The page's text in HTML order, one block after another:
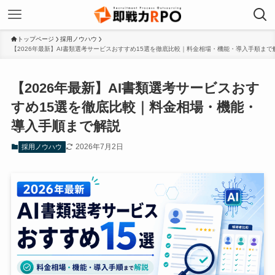
トップページ
採用ノウハウ
【2026年最新】AI書類選考サービスおすすめ15選を徹底比較｜料金相場・機能・導入手順まで
【2026年最新】AI書類選考サービスおす
すめ15選を徹底比較｜料金相場・機能・
導入手順まで解説
採用ノウハウ 2026年7月2日